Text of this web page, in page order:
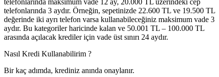
telefonlarında maksimum vade 12 ay, 20.000 TL üzerindeki cep
telefonlarında 3 aydır. Örneğin, sepetinizde 22.600 TL ve 19.500 TL
değerinde iki ayrı telefon varsa kullanabileceğiniz maksimum vade 3
aydır. Bu kategoriler haricinde kalan ve 50.001 TL – 100.000 TL
arasında açılacak krediler için vade üst sınırı 24 aydır.
Nasıl Kredi Kullanabilirim ?
Bir kaç adımda, krediniz anında onaylanır.